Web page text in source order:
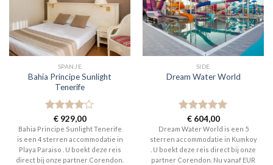
SPANJE
Bahia Principe Sunlight
Tenerife
Gewaardeerd
4uit 5
€929,00
Bahia Principe Sunlight Tenerife
is een 4 sterren accommodatie in
Playa Paraiso . U boekt deze reis
direct bij onze partner Corendon.
SIDE
Dream Water World
Gewaardeerd
5uit 5
€604,00
Dream Water World is een 5
sterren accommodatie in Kumkoy
. U boekt deze reis direct bij onze
partner Corendon. Nu vanaf EUR